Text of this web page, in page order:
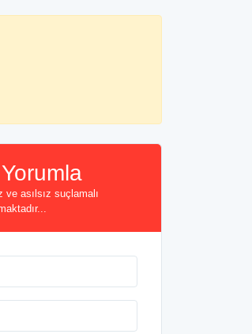
ve asılsız suçlamalı